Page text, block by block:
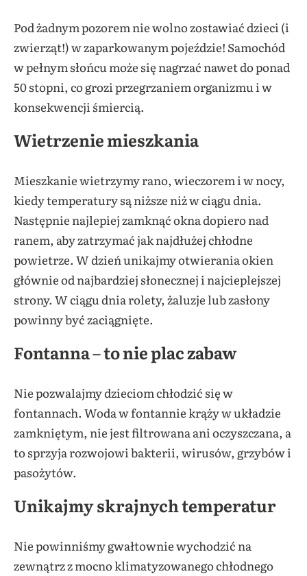
Pod żadnym pozorem nie wolno zostawiać dzieci (i
zwierząt!) w zaparkowanym pojeździe! Samochód
w pełnym słońcu może się nagrzać nawet do ponad
50 stopni, co grozi przegrzaniem organizmu i w
konsekwencji śmiercią.
Wietrzenie mieszkania
Mieszkanie wietrzymy rano, wieczorem i w nocy,
kiedy temperatury są niższe niż w ciągu dnia.
Następnie najlepiej zamknąć okna dopiero nad
ranem, aby zatrzymać jak najdłużej chłodne
powietrze. W dzień unikajmy otwierania okien
głównie od najbardziej słonecznej i najcieplejszej
strony. W ciągu dnia rolety, żaluzje lub zasłony
powinny być zaciągnięte.
Fontanna – to nie plac zabaw
Nie pozwalajmy dzieciom chłodzić się w
fontannach. Woda w fontannie krąży w układzie
zamkniętym, nie jest filtrowana ani oczyszczana, a
to sprzyja rozwojowi bakterii, wirusów, grzybów i
pasożytów.
Unikajmy skrajnych temperatur
Nie powinniśmy gwałtownie wychodzić na
zewnątrz z mocno klimatyzowanego chłodnego